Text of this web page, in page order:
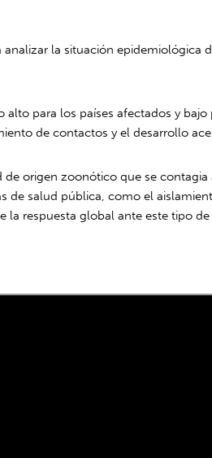
la situación epidemiológica
para los países afectados y
de contactos y el desarrollo
origen zoonótico que se
de salud pública, como el
respuesta global ante este tipo de